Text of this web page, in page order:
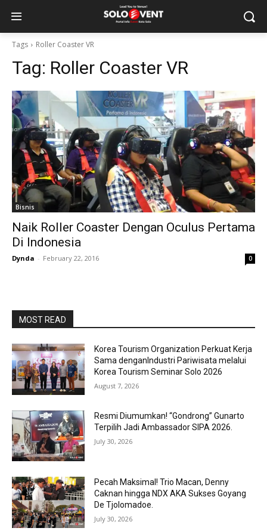
Tags Roller Coaster VR
Tag: Roller Coaster VR
Bisnis
Naik Roller Coaster Dengan Oculus Pertama
Di Indonesia
Dynda - February 22, 2016 0
MOST READ
Korea Tourism Organization Perkuat Kerja
Sama denganIndustri Pariwisata melalui
Korea Tourism Seminar Solo 2026
August 7, 2026
Resmi Diumumkan! “Gondrong” Gunarto
Terpilih Jadi Ambassador SIPA 2026.
July 30, 2026
Pecah Maksimal! Trio Macan, Denny
Caknan hingga NDX AKA Sukses Goyang
De Tjolomadoe.
July 30, 2026